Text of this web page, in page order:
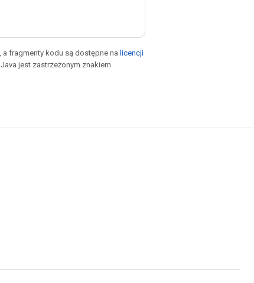
, a fragmenty kodu są dostępne na licencji
. Java jest zastrzeżonym znakiem